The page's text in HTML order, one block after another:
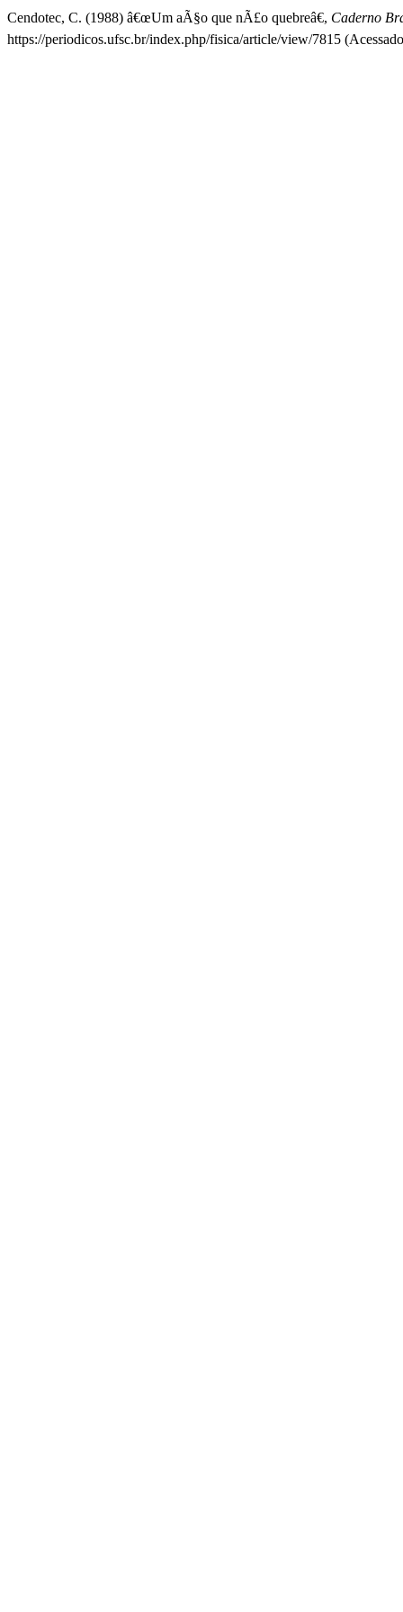
Cendotec, C. (1988) â€œUm aÃ§o que nÃ£o quebreâ€, Caderno
https://periodicos.ufsc.br/index.php/fisica/article/view/7815